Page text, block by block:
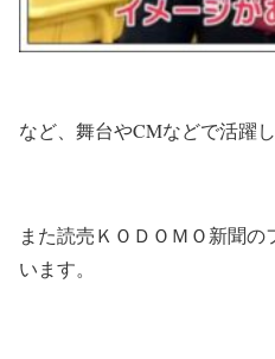
など、舞台やCMなどで活躍
また読売ＫＯＤＯＭＯ新聞
います。